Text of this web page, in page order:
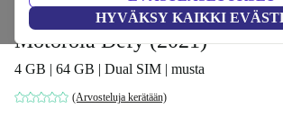
HYVÄKSY KAIKKI
Motorola Defy (2021)
4 GB | 64 GB | Dual SIM | musta
(Arvosteluja kerätään)